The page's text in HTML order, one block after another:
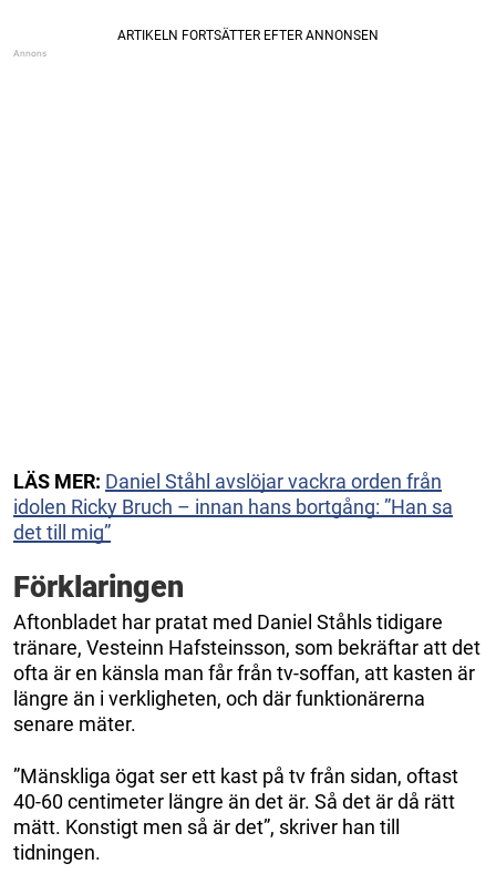
LÄS MER: Daniel Ståhl avslöjar vackra orden från
idolen Ricky Bruch – innan hans bortgång: ”Han sa
det till mig”
Förklaringen
Aftonbladet har pratat med Daniel Ståhls tidigare
tränare, Vesteinn Hafsteinsson, som bekräftar att det
ofta är en känsla man får från tv-soffan, att kasten är
längre än i verkligheten, och där funktionärerna
senare mäter.
”Mänskliga ögat ser ett kast på tv från sidan, oftast
40-60 centimeter längre än det är. Så det är då rätt
mätt. Konstigt men så är det”, skriver han till
tidningen.